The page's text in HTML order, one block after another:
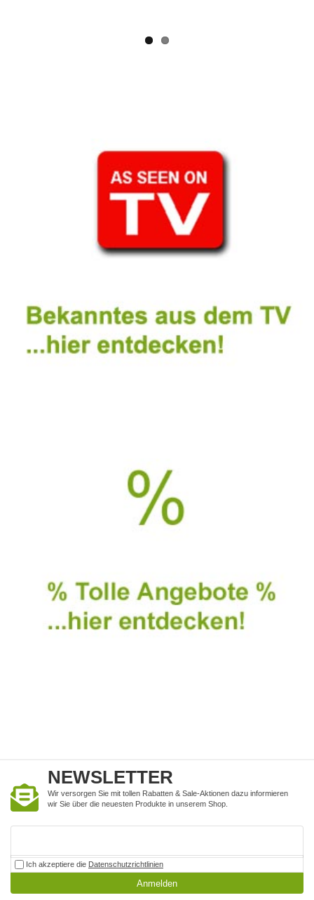
NEWSLETTER
Wir versorgen Sie mit tollen Rabatten & Sale-Aktionen dazu informieren
wir Sie über die neuesten Produkte in unserem Shop.
Ich akzeptiere die Datenschutzrichtlinien
Anmelden